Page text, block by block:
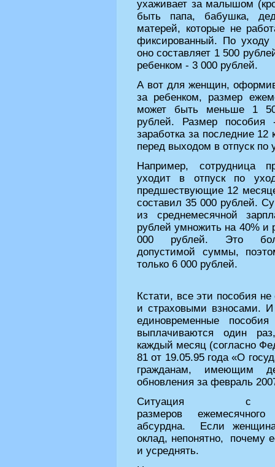
ухаживает за малышом
быть папа, бабушка,
матерей, которые не
фиксированный. По уходу
оно составляет 1 500
ребенком - 3 000 рублей.
А вот для женщин,
за ребенком, размер
может быть меньше 1
рублей. Размер пособия
заработка за последние
перед выходом в отпуск по
Например, сотрудница
уходит в отпуск по
предшествующие 12
составил 35 000 рублей.
из среднемесячной
рублей умножить на 40% и
000 рублей. Это
допустимой суммы,
только 6 000 рублей.
Кстати, все эти пособия
и страховыми взносами.
единовременные
выплачиваются один
каждый месяц (согласно
81 от 19.05.95 года «О
гражданам, имеющим
обновления за февраль
Ситуация с
размеров
абсурдна. Если
оклад, непонятно, почему
и усреднять.